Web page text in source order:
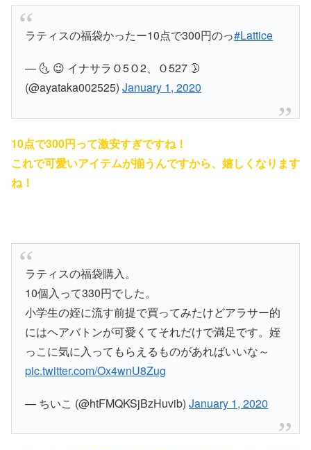
ラティスの福袋かったー10点で300円のっ#Lattice
— 🌜 😉 イナサラＯ5Ｏ2、Ｏ527 🌛
(@ayataka002525)January 1, 2020
10点で300円って激安すぎですね！
これで可愛いアイテムが揃うんですから、 嬉しくなります
ね！
ラティスの福袋購入。
10個入って330円でした。
小学生の姪に流す前提で買ってみたけどアラサー的
にはヘアバトンが可愛くてそれだけで満足です。姪
っこに気に入ってもらえるものがあればいいな～
pic.twitter.com/Ox4wnU8Zug
— ちいこ (@htFMQKSjBzHuvib)January 1, 2020